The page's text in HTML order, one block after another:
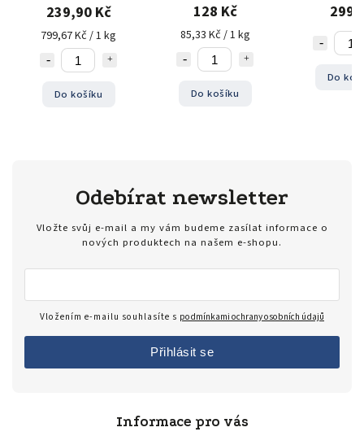
239,90 Kč
799,67 Kč / 1 kg
Do košíku
128 Kč
85,33 Kč / 1 kg
Do košíku
299
Do
Informace pro vás
Odebírat newsletter
Vložte svůj e-mail a my vám budeme zasílat informace o
nových produktech na našem e-shopu.
Vložením e-mailu souhlasíte s podmínkami ochrany osobních údajů
Přihlásit se